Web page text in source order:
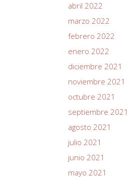
abril 2022
marzo 2022
febrero 2022
enero 2022
diciembre 2021
noviembre 2021
octubre 2021
septiembre 2021
agosto 2021
julio 2021
junio 2021
mayo 2021